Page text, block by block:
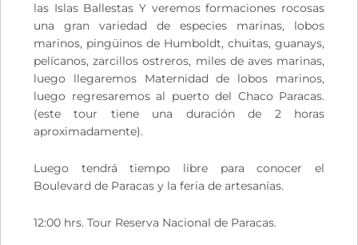
las Islas Ballestas Y veremos formaciones rocosas
una gran variedad de especies marinas, lobos
marinos, pingüinos de Humboldt, chuitas, guanays,
pelícanos, zarcillos ostreros, miles de aves marinas,
luego llegaremos Maternidad de lobos marinos,
luego regresaremos al puerto del Chaco Paracas.
(este tour tiene una duración de 2 horas
aproximadamente).
Luego tendrá tiempo libre para conocer el
Boulevard de Paracas y la feria de artesanías.
12:00 hrs. Tour Reserva Nacional de Paracas.